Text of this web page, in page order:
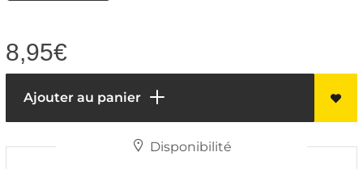
8,95€
Ajouter au panier
Disponibilité